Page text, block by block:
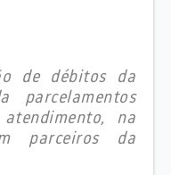
de débitos da
parcelamentos
na
parceiros da